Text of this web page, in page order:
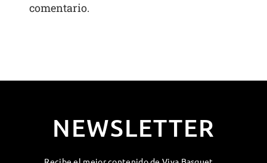
comentario.
NEWSLETTER